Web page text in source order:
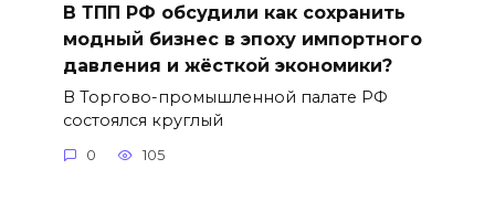
В ТПП РФ обсудили как сохранить
модный бизнес в эпоху импортного
давления и жёсткой экономики?
В Торгово-промышленной палате РФ
состоялся круглый
0 105